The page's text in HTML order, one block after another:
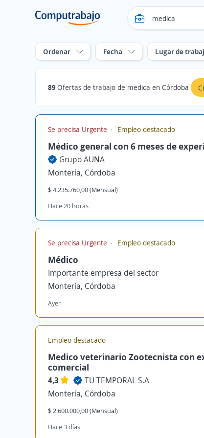
Ordenar Fecha Lugar de
89 Ofertas de trabajo de medica en Córdoba
Se precisa Urgente Empleo destacado
Médico general con 6 meses de
Grupo AUNA
Montería, Córdoba
$ 4.235.760,00 (Mensual)
Hace 20 horas
Se precisa Urgente Empleo destacado
Médico
Importante empresa del sector
Montería, Córdoba
Ayer
Empleo destacado
Medico veterinario Zootecnista con
comercial
4,3
TU TEMPORAL S.A
Montería, Córdoba
$ 2.600.000,00 (Mensual)
Hace 3 días